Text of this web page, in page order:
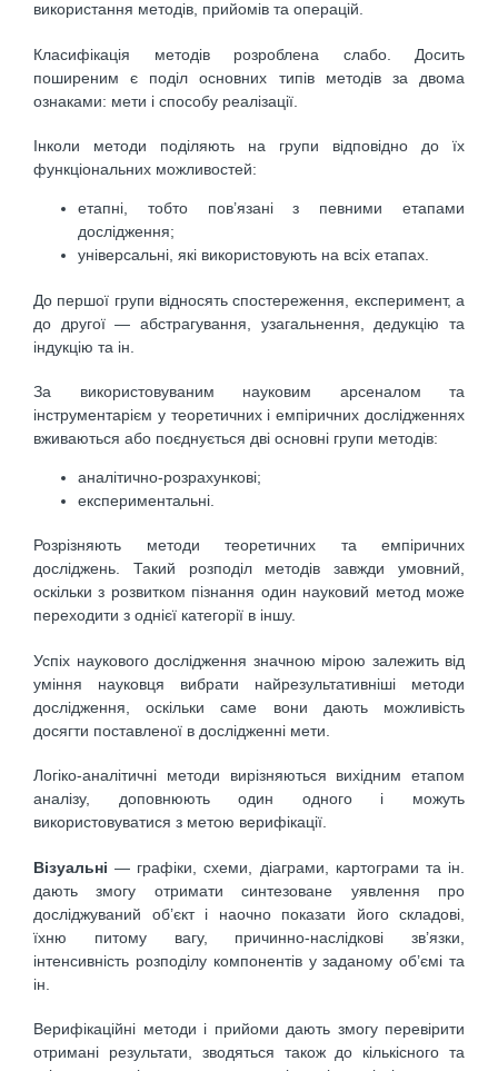
використання методів, прийомів та операцій.
Класифікація методів розроблена слабо. Досить
поширеним є поділ основних типів методів за двома
ознаками: мети і способу реалізації.
Інколи методи поділяють на групи відповідно до їх
функціональних можливостей:
етапні, тобто пов’язані з певними етапами
дослідження;
універсальні, які використовують на всіх етапах.
До першої групи відносять спостереження, експеримент, а
до другої — абстрагування, узагальнення, дедукцію та
індукцію та ін.
За використовуваним науковим арсеналом та
інструментарієм у теоретичних і емпіричних дослідженнях
вживаються або поєднується дві основні групи методів:
аналітично-розрахункові;
експериментальні.
Розрізняють методи теоретичних та емпіричних
досліджень. Такий розподіл методів завжди умовний,
оскільки з розвитком пізнання один науковий метод може
переходити з однієї категорії в іншу.
Успіх наукового дослідження значною мірою залежить від
уміння науковця вибрати найрезультативніші методи
дослідження, оскільки саме вони дають можливість
досягти поставленої в дослідженні мети.
Логіко-аналітичні методи вирізняються вихідним етапом
аналізу, доповнюють один одного і можуть
використовуватися з метою верифікації.
Візуальні — графіки, схеми, діаграми, картограми та ін.
дають змогу отримати синтезоване уявлення про
досліджуваний об’єкт і наочно показати його складові,
їхню питому вагу, причинно-наслідкові зв’язки,
інтенсивність розподілу компонентів у заданому об’ємі та
ін.
Верифікаційні методи і прийоми дають змогу перевірити
отримані результати, зводяться також до кількісного та